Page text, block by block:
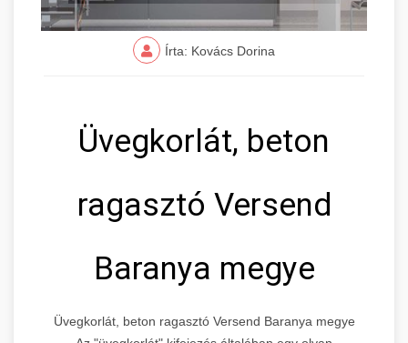
Írta: Kovács Dorina
Üvegkorlát, beton
ragasztó Versend
Baranya megye
Üvegkorlát, beton ragasztó Versend Baranya megye